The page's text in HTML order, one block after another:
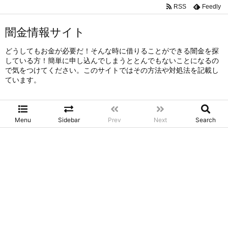
闇金情報サイト
どうしてもお金が必要だ！そんな時に借りることができる闇金を探
している方！簡単に申し込んでしまうととんでもないことになるの
で気をつけてください。このサイトではその方法や対処法を記載し
ています。
Menu Sidebar Prev Next Search
RSS Feedly